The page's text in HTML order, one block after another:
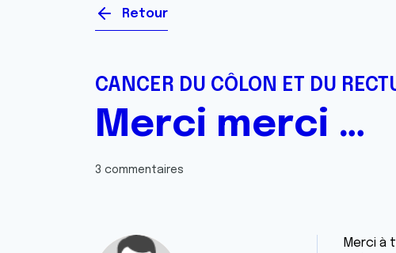
Retour
CANCER DU CÔLON ET DU
Merci merci …
3 commentaires
Merci à